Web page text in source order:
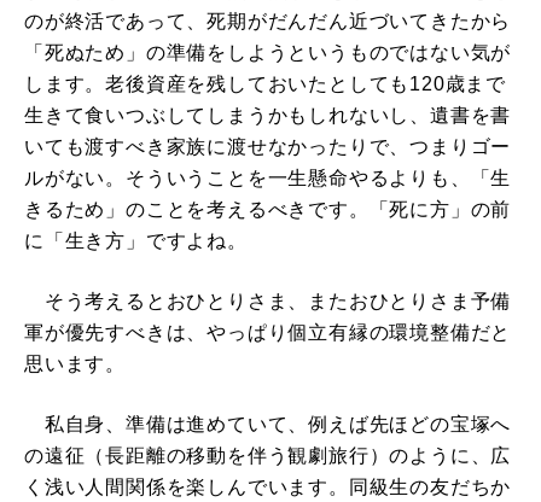
のが終活であって、死期がだんだん近づいてきたから
「死ぬため」の準備をしようというものではない気が
します。老後資産を残しておいたとしても120歳まで
生きて食いつぶしてしまうかもしれないし、遺書を書
いても渡すべき家族に渡せなかったりで、つまりゴー
ルがない。そういうことを一生懸命やるよりも、「生
きるため」のことを考えるべきです。「死に方」の前
に「生き方」ですよね。
そう考えるとおひとりさま、またおひとりさま予備
軍が優先すべきは、やっぱり個立有縁の環境整備だと
思います。
私自身、準備は進めていて、例えば先ほどの宝塚へ
の遠征（長距離の移動を伴う観劇旅行）のように、広
く浅い人間関係を楽しんでいます。同級生の友だちか